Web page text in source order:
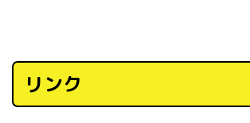
リンク